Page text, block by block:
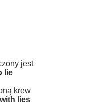
jest
lie
krew
lies